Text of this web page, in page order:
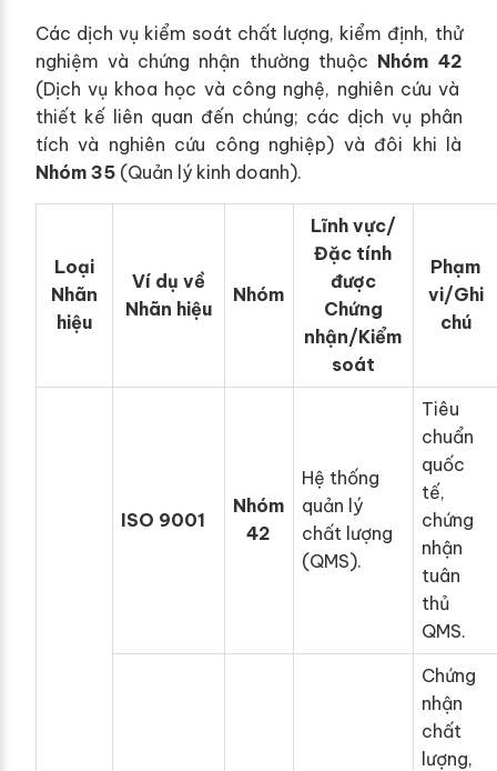
Các dịch vụ kiểm soát chất lượng, kiểm định, thử
nghiệm và chứng nhận thường thuộc Nhóm 42
(Dịch vụ khoa học và công nghệ, nghiên cứu và
thiết kế liên quan đến chúng; các dịch vụ phân
tích và nghiên cứu công nghiệp) và đôi khi là
Nhóm 35(Quản lý kinh doanh).
Loại
Nhãn
hiệu
Ví dụ về
Nhãn hiệu
Nhóm
Lĩnh vực/
Đặc tính
được
Chứng
nhận/Kiểm
soát
Phạm
vi/Ghi
chú
ISO 9001
Nhóm
42
Hệ thống
quản lý
chất lượng
(QMS).
Tiêu
chuẩn
quốc
tế,
chứng
nhận
tuân
thủ
QMS.
Chứng
nhận
chất
lượng,